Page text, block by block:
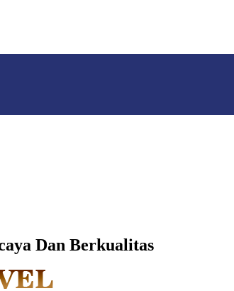
Dan Berkualitas